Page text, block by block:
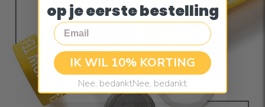
op je eerste bestelling
Email
IK WIL 10% KORTING
Nee, bedanktNee, bedankt